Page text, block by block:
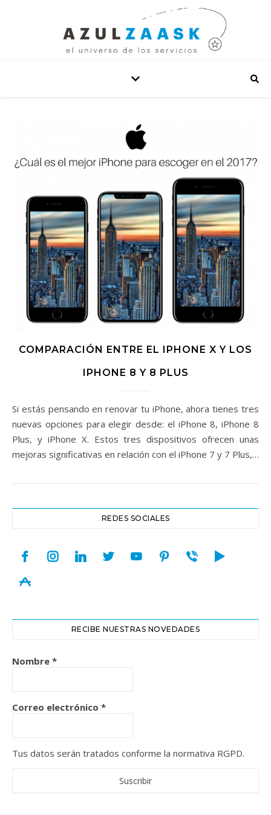
COMPARACIÓN ENTRE EL IPHONE X Y LOS
IPHONE 8 Y 8 PLUS
Si estás pensando en renovar tu iPhone, ahora tienes tres
nuevas opciones para elegir desde: el iPhone 8, iPhone 8
Plus, y iPhone X. Estos tres dispositivos ofrecen unas
mejoras significativas en relación con el iPhone 7 y 7 Plus,…
REDES SOCIALES
facebookinstagramlinkedintwitteryoutubepinterest
viber play
appstore
RECIBE NUESTRAS NOVEDADES
Nombre *
Correo electrónico *
Tus datos serán tratados conforme la normativa RGPD.